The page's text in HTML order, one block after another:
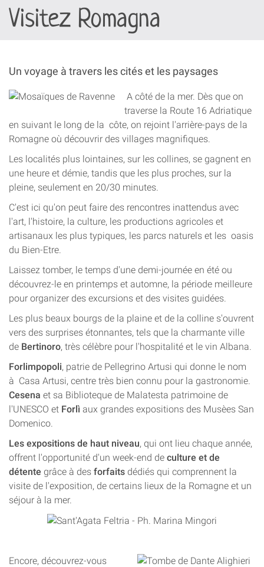
découvrir
Visitez Romagna
Un voyage à travers les cités et les paysages
A côté de la mer. Dès que on
traverse la Route 16 Adriatique
en suivant le long de la côte, on rejoint l'arrière-pays de la
Romagne où découvrir des villages magnifiques.
Les localités plus lointaines, sur les collines, se gagnent en
une heure et démie, tandis que les plus proches, sur la
pleine, seulement en 20/30 minutes.
C'est ici qu'on peut faire des rencontres inattendus avec
l'art, l'histoire, la culture, les productions agricoles et
artisanaux les plus typiques, les parcs naturels et les oasis
du Bien-Etre.
Laissez tomber, le temps d'une demi-journée en été ou
découvrez-le en printemps et automne, la période meilleure
pour organizer des excursions et des visites guidées.
Les plus beaux bourgs de la plaine et de la colline s'ouvrent
vers des surprises étonnantes, tels que la charmante ville
de Bertinoro, très célèbre pour l'hospitalité et le vin Albana.
Forlimpopoli, patrie de Pellegrino Artusi qui donne le nom
à Casa Artusi, centre très bien connu pour la gastronomie.
Cesena et sa Biblioteque de Malatesta patrimoine de
l'UNESCO et Forlì aux grandes expositions des Musèes San
Domenico.
Les expositions de haut niveau, qui ont lieu chaque année,
offrent l'opportunité d'un week-end de culture et de
détente grâce à des forfaits dédiés qui comprennent la
visite de l'exposition, de certains lieux de la Romagne et un
séjour à la mer.
Encore, découvrez-vous